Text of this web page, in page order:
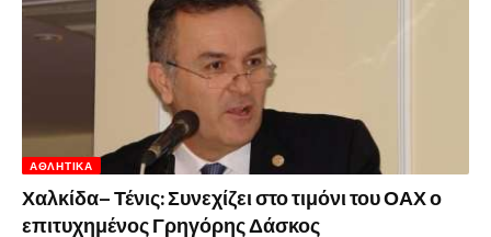
ΑΘΛΗΤΙΚΆ
Χαλκίδα– Τένις: Συνεχίζει στο τιμόνι του ΟΑΧ ο
επιτυχημένος Γρηγόρης Δάσκος